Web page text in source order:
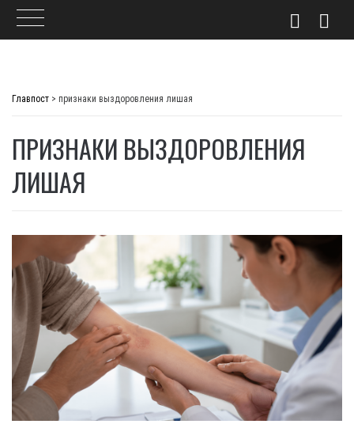
Главпост > признаки выздоровления лишая
ПРИЗНАКИ ВЫЗДОРОВЛЕНИЯ
ЛИШАЯ